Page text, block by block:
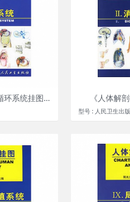
《人体解剖挂图》-循环系统挂图（26张） 《人体解
型号 : 人民卫生出